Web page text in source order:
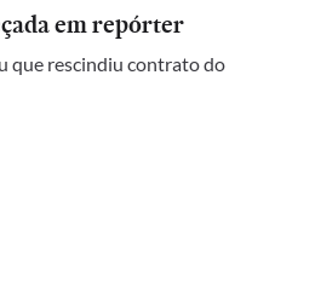
em repórter
que rescindiu contrato do